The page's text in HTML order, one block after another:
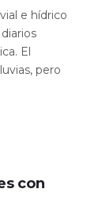
e hídrico
El
pero
con